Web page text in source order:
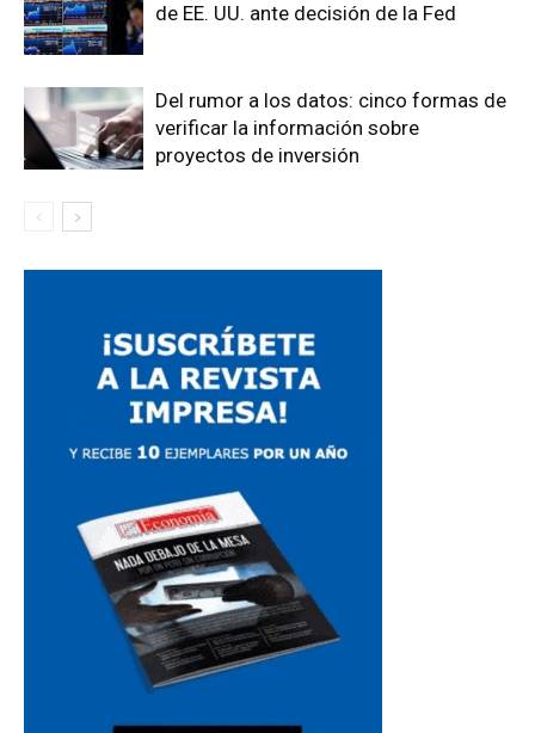
de EE. UU. ante decisión de la Fed
Del rumor a los datos: cinco formas de
verificar la información sobre
proyectos de inversión